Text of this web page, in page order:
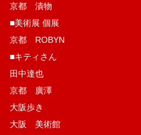
京都 漬物
■美術展 個展
京都 ROBYN
■キティさん
田中達也
京都 廣澤
大阪歩き
大阪 美術館